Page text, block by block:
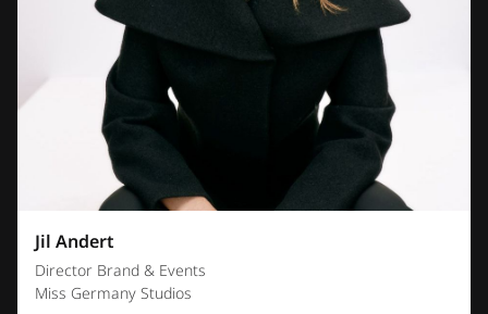
Jil Andert
Director Brand & Events
Miss Germany Studios